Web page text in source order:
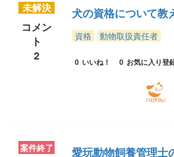
未解決
コメン
ト
2
犬の資格について教
資格 動物取扱責任者
0 いいね！ 0 お気に入り登
案件終了 愛玩動物飼養管理士